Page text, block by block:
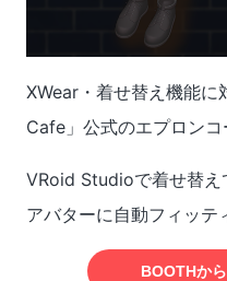
XWear・着せ替え機能
Cafe」公式のエプロンコ
VRoid Studioで着せ替え
アバターに自動フィッテ
BOOTHか